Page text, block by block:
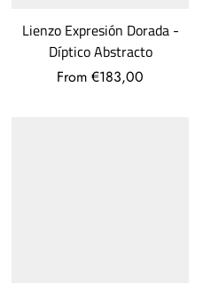
Lienzo Expresión Dorada -
Díptico Abstracto
From €183,00